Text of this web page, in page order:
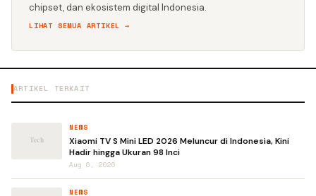
chipset, dan ekosistem digital Indonesia.
LIHAT SEMUA ARTIKEL →
ARTIKEL TERKAIT
NEWS
Xiaomi TV S Mini LED 2026 Meluncur di Indonesia, Kini
Hadir hingga Ukuran 98 Inci
Aug 6, 2026
NEWS